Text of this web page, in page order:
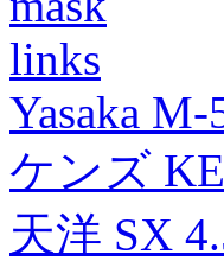
links
Yasaka M-
ケンズ
天洋 SX